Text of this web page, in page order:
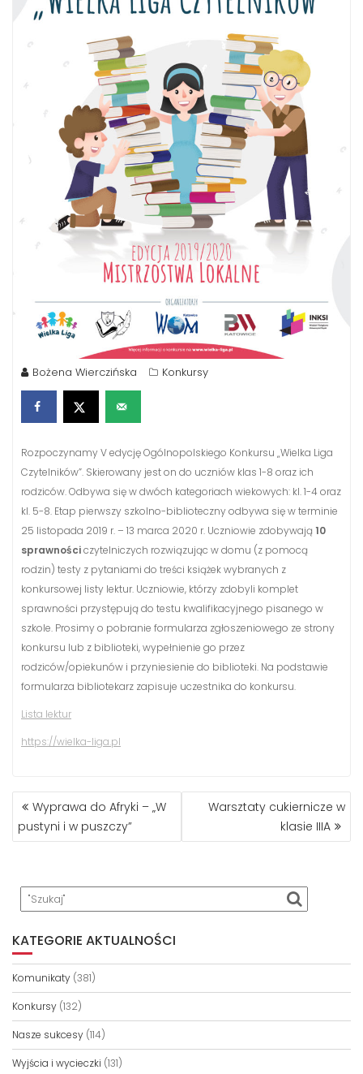
Bożena Wierczińska Konkursy
Rozpoczynamy V edycję Ogólnopolskiego Konkursu „Wielka Liga
Czytelników”. Skierowany jest on do uczniów klas 1-8 oraz ich
rodziców. Odbywa się w dwóch kategoriach wiekowych: kl. 1-4 oraz
kl. 5-8. Etap pierwszy szkolno-biblioteczny odbywa się w terminie
25 listopada 2019 r. – 13 marca 2020 r. Uczniowie zdobywają 10
sprawnościczytelniczych rozwiązując w domu (z pomocą
rodzin) testy z pytaniami do treści książek wybranych z
konkursowej listy lektur. Uczniowie, którzy zdobyli komplet
sprawności przystępują do testu kwalifikacyjnego pisanego w
szkole. Prosimy o pobranie formularza zgłoszeniowego ze strony
konkursu lub z biblioteki, wypełnienie go przez
rodziców/opiekunów i przyniesienie do biblioteki. Na podstawie
formularza bibliotekarz zapisuje uczestnika do konkursu.
Lista lektur
https://wielka-liga.pl
NAWIGACJA
WPISU
Wyprawa do Afryki – „W
pustyni i w puszczy”
Warsztaty cukiernicze w
klasie IIIA
KATEGORIE AKTUALNOŚCI
Komunikaty (381)
Konkursy (132)
Nasze sukcesy (114)
Wyjścia i wycieczki (131)